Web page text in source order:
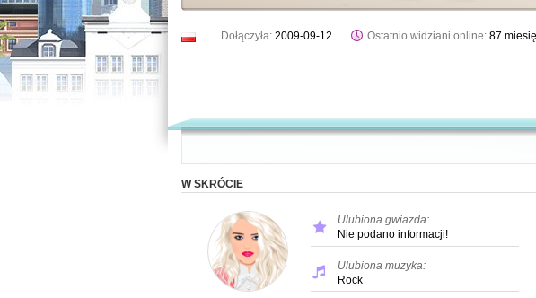
Dołączyła: 2009-09-12 Ostatnio widziani online: 87
W SKRÓCIE
Ulubiona gwiazda:
Nie podano informacji!
Ulubiona muzyka:
Rock